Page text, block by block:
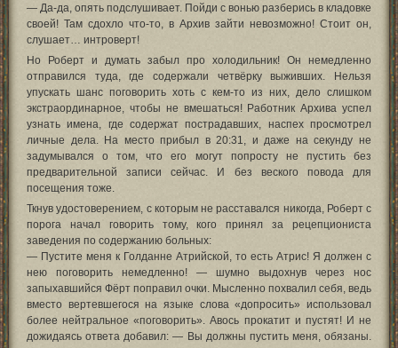
— Да-да, опять подслушивает. Пойди с вонью разберись в кладовке
своей! Там сдохло что-то, в Архив зайти невозможно! Стоит он,
слушает… интроверт!
Но Роберт и думать забыл про холодильник! Он немедленно
отправился туда, где содержали четвёрку выживших. Нельзя
упускать шанс поговорить хоть с кем-то из них, дело слишком
экстраординарное, чтобы не вмешаться! Работник Архива успел
узнать имена, где содержат пострадавших, наспех просмотрел
личные дела. На место прибыл в 20:31, и даже на секунду не
задумывался о том, что его могут попросту не пустить без
предварительной записи сейчас. И без веского повода для
посещения тоже.
Ткнув удостоверением, с которым не расставался никогда, Роберт с
порога начал говорить тому, кого принял за рецепциониста
заведения по содержанию больных:
— Пустите меня к Голданне Атрийской, то есть Атрис! Я должен с
нею поговорить немедленно! — шумно выдохнув через нос
запыхавшийся Фёрт поправил очки. Мысленно похвалил себя, ведь
вместо вертевшегося на языке слова «допросить» использовал
более нейтральное «поговорить». Авось прокатит и пустят! И не
дожидаясь ответа добавил: — Вы должны пустить меня, обязаны.